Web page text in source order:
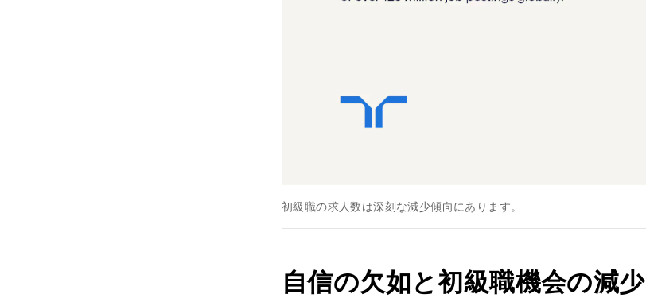
初級職の求人数は深刻な減少傾向にあります。
自信の欠如と初級職機会の減少